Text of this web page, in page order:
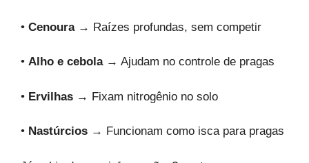
• Cenoura→ Raízes profundas, sem competir
• Alho e cebola→ Ajudam no controle de pragas
• Ervilhas → Fixam nitrogênio no solo
• Nastúrcios → Funcionam como isca para pragas